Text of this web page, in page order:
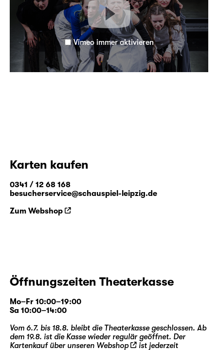
Vimeo immer aktivieren
Karten kaufen
0341 / 12 68 168
besucherservice@schauspiel-leipzig.de
Zum Webshop
Öffnungszeiten Theaterkasse
Mo–Fr 10:00–19:00
Sa 10:00–14:00
Vom 6.7. bis 18.8. bleibt die Theaterkasse geschlossen. Ab
dem 19.8. ist die Kasse wieder regulär geöffnet. Der
Kartenkauf über unseren Webshop
ist jederzeit